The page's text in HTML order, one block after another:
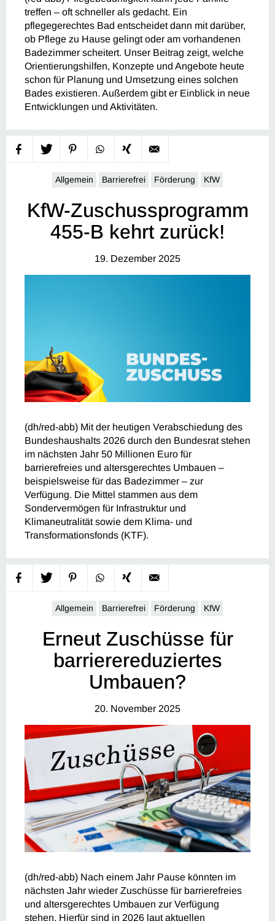
treffen – oft schneller als gedacht. Ein
pflegegerechtes Bad entscheidet dann mit darüber,
ob Pflege zu Hause gelingt oder am vorhandenen
Badezimmer scheitert. Unser Beitrag zeigt, welche
Orientierungshilfen, Konzepte und Angebote heute
schon für Planung und Umsetzung eines solchen
Bades existieren. Außerdem gibt er Einblick in neue
Entwicklungen und Aktivitäten.
Allgemein Barrierefrei Förderung KfW
KfW-Zuschussprogramm
455-B kehrt zurück!
19. Dezember 2025
(dh/red-abb) Mit der heutigen Verabschiedung des
Bundeshaushalts 2026 durch den Bundesrat stehen
im nächsten Jahr 50 Millionen Euro für
barrierefreies und altersgerechtes Umbauen –
beispielsweise für das Badezimmer – zur
Verfügung. Die Mittel stammen aus dem
Sondervermögen für Infrastruktur und
Klimaneutralität sowie dem Klima- und
Transformationsfonds (KTF).
Allgemein Barrierefrei Förderung KfW
Erneut Zuschüsse für
barrierereduziertes
Umbauen?
20. November 2025
(dh/red-abb) Nach einem Jahr Pause könnten im
nächsten Jahr wieder Zuschüsse für barrierefreies
und altersgerechtes Umbauen zur Verfügung
stehen. Hierfür sind in 2026 laut aktuellen